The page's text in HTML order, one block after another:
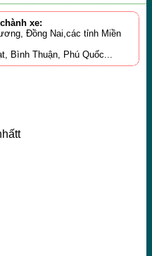
xe:
Đồng Nai,các tỉnh Miền
Bình Thuận, Phú Quốc...